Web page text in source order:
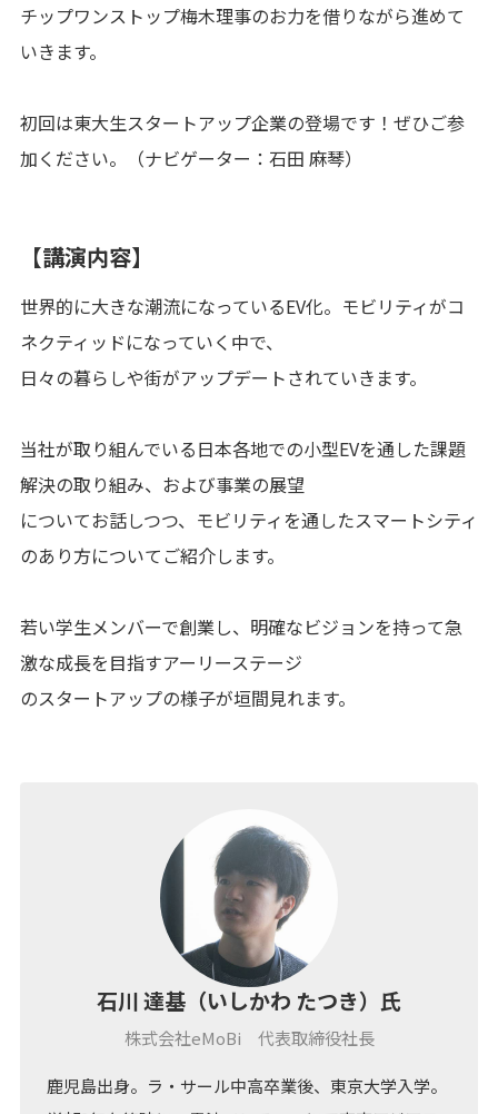
チップワンストップ梅木理事のお力を借りながら進めて
いきます。
初回は東大生スタートアップ企業の登場です！ぜひご参
加ください。（ナビゲーター：石田 麻琴）
【講演内容】
世界的に大きな潮流になっているEV化。モビリティがコ
ネクティッドになっていく中で、
日々の暮らしや街がアップデートされていきます。
当社が取り組んでいる日本各地での小型EVを通した課題
解決の取り組み、および事業の展望
についてお話しつつ、モビリティを通したスマートシティ
のあり方についてご紹介します。
若い学生メンバーで創業し、明確なビジョンを持って急
激な成長を目指すアーリーステージ
のスタートアップの様子が垣間見れます。
石川 達基（いしかわ たつき）氏
株式会社eMoBi 代表取締役社長
鹿児島出身。ラ・サール中高卒業後、東京大学入学。